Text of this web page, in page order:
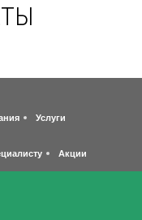
Услуги
Акции